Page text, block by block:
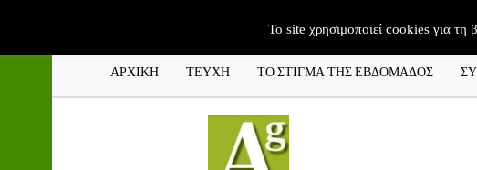
ΑΡΧΙΚΗ ΤΕΥΧΗ ΤΟ ΣΤΙΓΜΑ ΤΗΣ ΕΒΔΟΜΑΔΟΣ
To site χρησιμοποιεί cookies για τη